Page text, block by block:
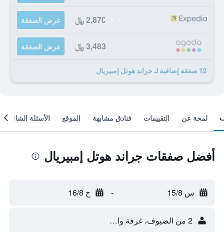
2,870 ﷼ عرض الصفقة
3,483 ﷼ عرض الصفقة
12 صفقة إضافية لـ جراند هوتل إمبيريال
لمحة عن التقييمات فنادق مشابهة الموقع الأسئلة الشائعة
أفضل صفقات جراند هوتل إمبيريال
س 15/8 - ح 16/8
2 من الضيوف، غرفة واحدة